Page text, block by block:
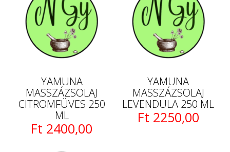
YAMUNA
MASSZÁZSOLAJ
CITROMFÜVES 250
ML
Ft 2400,00
YAMUNA
MASSZÁZSOLAJ
LEVENDULA 250 ML
Ft 2250,00